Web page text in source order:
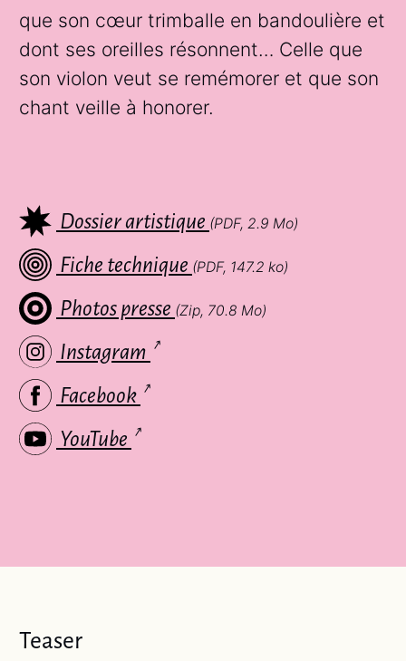
que son cœur trimballe en bandoulière et
dont ses oreilles résonnent… Celle que
son violon veut se remémorer et que son
chant veille à honorer.
Dossier artistique (PDF, 2.9 Mo)
Fiche technique (PDF, 147.2 ko)
Photos presse (Zip, 70.8 Mo)
Instagram
Facebook
YouTube
Teaser